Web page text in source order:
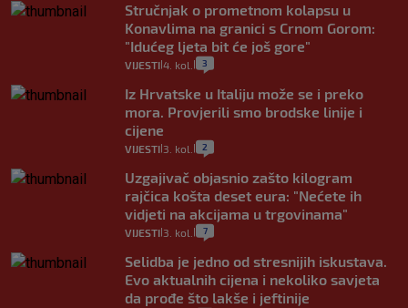
Stručnjak o prometnom kolapsu u
Konavlima na granici s Crnom Gorom:
"Idućeg ljeta bit će još gore"
VIJESTI 4. kol. 3
Iz Hrvatske u Italiju može se i preko
mora. Provjerili smo brodske linije i
cijene
VIJESTI 3. kol. 2
Uzgajivač objasnio zašto kilogram
rajčica košta deset eura: "Nećete ih
vidjeti na akcijama u trgovinama"
VIJESTI 3. kol. 7
Selidba je jedno od stresnijih iskustava.
Evo aktualnih cijena i nekoliko savjeta
da prođe što lakše i jeftinije